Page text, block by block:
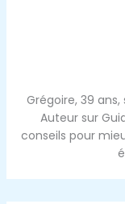
Grégoire, 39
Auteur sur
conseils pour